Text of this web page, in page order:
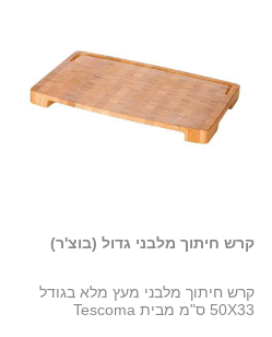
קרש חיתוך מלבני גדול (בוצ'ר)
קרש חיתוך מלבני מעץ מלא בגודל
50X33 ס"מ מבית Tescoma